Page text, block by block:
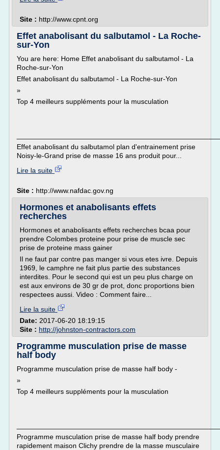
Site : http://www.cpnt.org
Effet anabolisant du salbutamol - La Roche-
sur-Yon
You are here: Home Effet anabolisant du salbutamol - La
Roche-sur-Yon
Effet anabolisant du salbutamol - La Roche-sur-Yon
»
Top 4 meilleurs suppléments pour la musculation
Effet anabolisant du salbutamol plan d'entrainement prise
Noisy-le-Grand prise de masse 16 ans produit pour...
Lire la suite
Site : http://www.nafdac.gov.ng
Hormones et anabolisants effets
recherches
Hormones et anabolisants effets recherches bcaa pour
prendre Colombes proteine pour prise de muscle sec
prise de proteine mass gainer
Il ne faut par contre pas manger si vous etes ivre. Depuis
1969, le camphre ne fait plus partie des substances
interdites. Pour le second qui est un peu plus charge on
est aux environs de 30 gr de prot, donc proportions bien
respectees aussi. Video : Comment faire...
Lire la suite
Date: 2017-06-20 18:19:15
Site : http://johnston-contractors.com
Programme musculation prise de masse
half body
Programme musculation prise de masse half body -
»
Top 4 meilleurs suppléments pour la musculation
Programme musculation prise de masse half body prendre
rapidement maison Clichy prendre de la masse musculaire